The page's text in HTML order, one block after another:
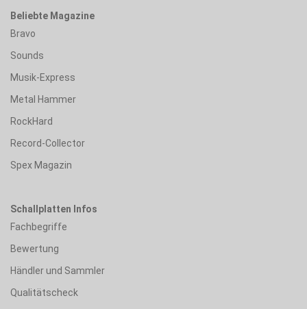
Beliebte Magazine
Bravo
Sounds
Musik-Express
Metal Hammer
RockHard
Record-Collector
Spex Magazin
Schallplatten Infos
Fachbegriffe
Bewertung
Händler und Sammler
Qualitätscheck